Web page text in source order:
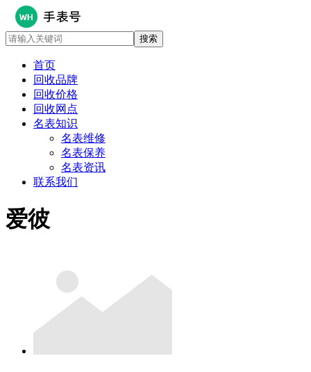
首页
回收品牌
回收价格
回收网点
名表知识
名表维修
名表保养
名表资讯
联系我们
爱彼